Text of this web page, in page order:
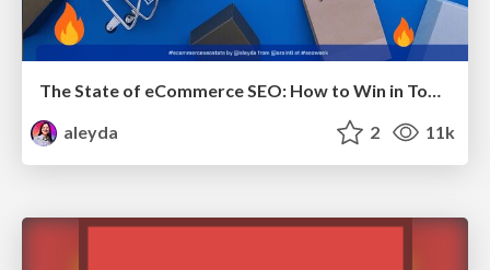
The State of eCommerce SEO: How to Win in Today's Products SERPs - #SEOweek
aleyda
2 11k